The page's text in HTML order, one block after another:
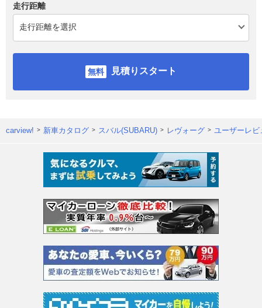
走行距離
見積りスタート
carview! 新車カタログ スバル(SUBARU) レヴォーグ ユーザーレ